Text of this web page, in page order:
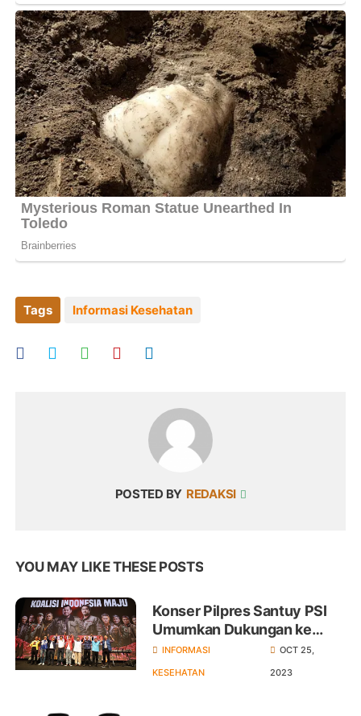
Tags Informasi Kesehatan
POSTED BY REDAKSI
YOU MAY LIKE THESE POSTS
Konser Pilpres Santuy PSI
Umumkan Dukungan ke
Prabowo di Pilpres 2024
INFORMASI
KESEHATAN
OCT 25,
2023